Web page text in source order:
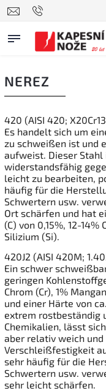
NEREZ
420 (AISI 420;
Es handelt sich um
zu schweißen ist und
aufweist. Dieser
widerstandsfähig
leicht zu bearbeiten,
häufig für die
Schwertern usw.
Ort schärfen und hat
(C) von 0,15%, 12-14%
Silizium (Si).
420J2 (AISI 420M;
Ein schwer
geringen
Chrom (Cr), 1%
und einer Härte von
extrem rostbeständig
Chemikalien, lässt
aber relativ weich
Verschleißfestigkeit
sehr häufig für die
Schwertern usw.
sehr leicht schärfen.